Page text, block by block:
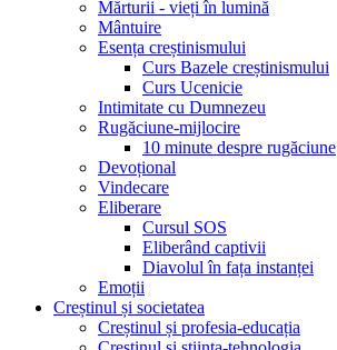
Mărturii - vieți în lumină
Mântuire
Esența creștinismului
Curs Bazele creștinismului
Curs Ucenicie
Intimitate cu Dumnezeu
Rugăciune-mijlocire
10 minute despre rugăciune
Devoțional
Vindecare
Eliberare
Cursul SOS
Eliberând captivii
Diavolul în fața instanței
Emoții
Creștinul și societatea
Creștinul și profesia-educația